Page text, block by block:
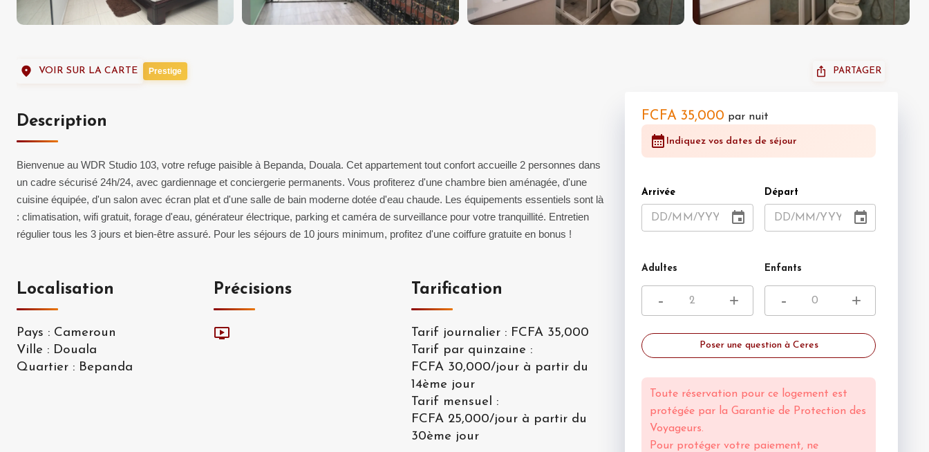
VOIR SUR LA CARTE Prestige PARTAGER
Description
Bienvenue au WDR Studio 103, votre refuge paisible à Bepanda, Douala. Cet appartement tout confort accueille 2 personnes dans
un cadre sécurisé 24h/24, avec gardiennage et conciergerie permanents. Vous profiterez d'une chambre bien aménagée, d'une
cuisine équipée, d'un salon avec écran plat et d'une salle de bain moderne dotée d'eau chaude. Les équipements essentiels sont là
: climatisation, wifi gratuit, forage d'eau, générateur électrique, parking et caméra de surveillance pour votre tranquillité. Entretien
régulier tous les 3 jours et bien-être assuré. Pour les séjours de 10 jours minimum, profitez d'une coiffure gratuite en bonus !
Localisation
Pays : Cameroun
Ville : Douala
Quartier : Bepanda
Précisions Tarification
Tarif journalier: FCFA 35,000
Tarif par quinzaine :
FCFA 30,000/jour à partir du
14ème jour
Tarif mensuel :
FCFA 25,000/jour à partir du
30ème jour
FCFA 35,000 par nuit
Indiquez vos dates de séjour
Arrivée
DD/MM/YYYY
Départ
DD/MM/YYYY
Adultes
- +
Enfants
- +
Poser une question à Ceres
Toute réservation pour ce logement est
protégée par la Garantie de Protection des
Voyageurs.
Pour protéger votre paiement, ne